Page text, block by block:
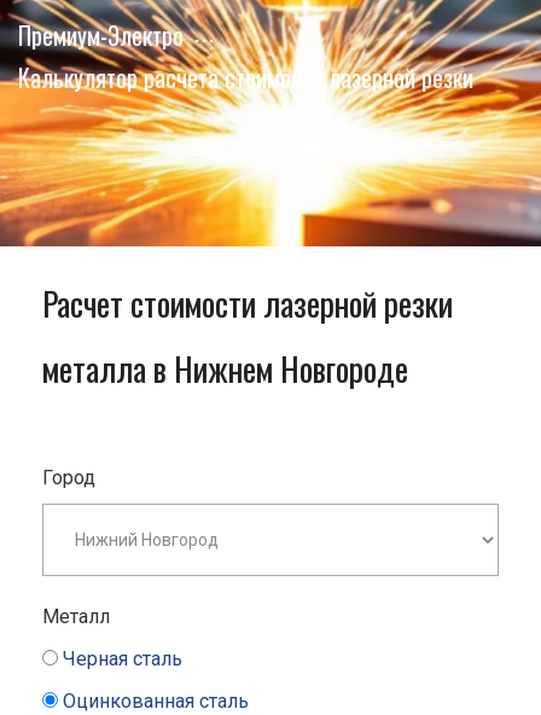
Премиум-Электро
Калькулятор расчета стоимости лазерной резки
Расчет стоимости лазерной резки
металла в Нижнем Новгороде
Город
Металл
Черная сталь
Оцинкованная сталь